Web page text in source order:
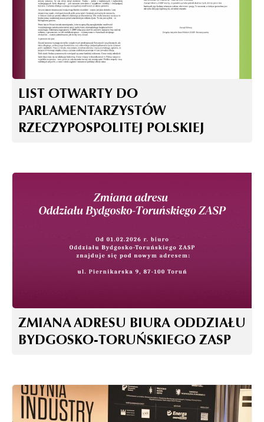
LIST OTWARTY DO
PARLAMENTARZYSTÓW
RZECZYPOSPOLITEJ POLSKIEJ
ZMIANA ADRESU BIURA ODDZIAŁU
BYDGOSKO-TORUŃSKIEGO ZASP